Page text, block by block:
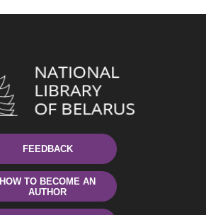
FEEDBACK
HOW TO BECOME AN
AUTHOR